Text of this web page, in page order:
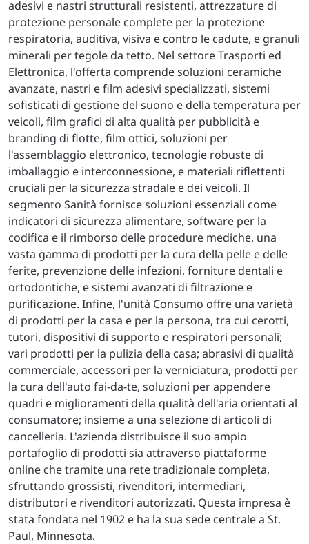
adesivi e nastri strutturali resistenti, attrezzature di
protezione personale complete per la protezione
respiratoria, auditiva, visiva e contro le cadute, e granuli
minerali per tegole da tetto. Nel settore Trasporti ed
Elettronica, l'offerta comprende soluzioni ceramiche
avanzate, nastri e film adesivi specializzati, sistemi
sofisticati di gestione del suono e della temperatura per
veicoli, film grafici di alta qualità per pubblicità e
branding di flotte, film ottici, soluzioni per
l'assemblaggio elettronico, tecnologie robuste di
imballaggio e interconnessione, e materiali riflettenti
cruciali per la sicurezza stradale e dei veicoli. Il
segmento Sanità fornisce soluzioni essenziali come
indicatori di sicurezza alimentare, software per la
codifica e il rimborso delle procedure mediche, una
vasta gamma di prodotti per la cura della pelle e delle
ferite, prevenzione delle infezioni, forniture dentali e
ortodontiche, e sistemi avanzati di filtrazione e
purificazione. Infine, l'unità Consumo offre una varietà
di prodotti per la casa e per la persona, tra cui cerotti,
tutori, dispositivi di supporto e respiratori personali;
vari prodotti per la pulizia della casa; abrasivi di qualità
commerciale, accessori per la verniciatura, prodotti per
la cura dell'auto fai-da-te, soluzioni per appendere
quadri e miglioramenti della qualità dell'aria orientati al
consumatore; insieme a una selezione di articoli di
cancelleria. L'azienda distribuisce il suo ampio
portafoglio di prodotti sia attraverso piattaforme
online che tramite una rete tradizionale completa,
sfruttando grossisti, rivenditori, intermediari,
distributori e rivenditori autorizzati. Questa impresa è
stata fondata nel 1902 e ha la sua sede centrale a St.
Paul, Minnesota.